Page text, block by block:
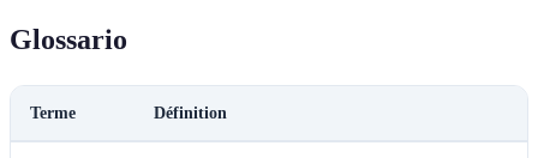
Glossario
Terme Définition